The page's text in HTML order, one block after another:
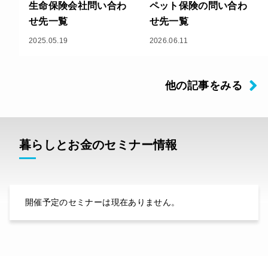
生命保険会社問い合わ
せ先一覧
2025.05.19
ペット保険の問い合わ
せ先一覧
2026.06.11
他の記事をみる
暮らしとお金のセミナー情報
開催予定のセミナーは現在ありません。